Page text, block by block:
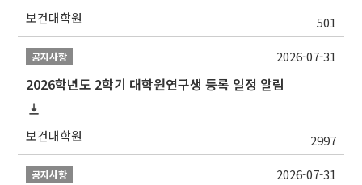
보건대학원 501
공지사항
2026학년도 2학기 대학원연구생 등록 일정 알림
보건대학원 2997
2026-07-31
공지사항 2026-07-31